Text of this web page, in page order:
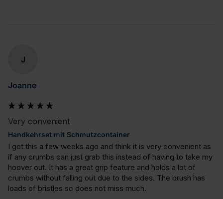
J
Joanne
Very convenient
Handkehrset mit Schmutzcontainer
I got this a few weeks ago and think it is very convenient as
if any crumbs can just grab this instead of having to take my
hoover out. It has a great grip feature and holds a lot of
crumbs without falling out due to the sides. The brush has
loads of bristles so does not miss much.